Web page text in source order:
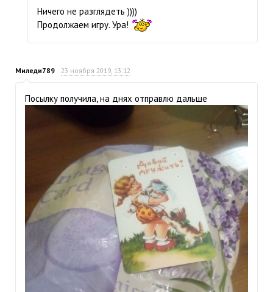
Ничего не разглядеть ))))
Продолжаем игру. Ура!
Миледи789 23 ноября 2019, 13:12
Посылку получила, на днях отправлю дальше